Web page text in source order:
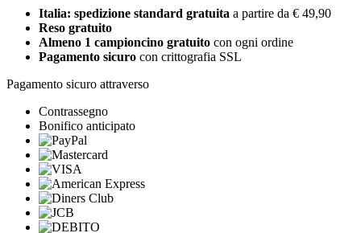
Italia: spedizione standard gratuita a partire da € 49,90
Reso gratuito
Almeno 1 campioncino gratuito con ogni ordine
Pagamento sicuro con crittografia SSL
Pagamento sicuro attraverso
Contrassegno
Bonifico anticipato